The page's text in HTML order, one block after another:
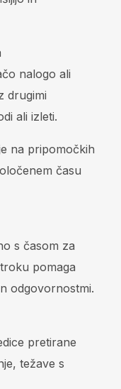
nalogo ali
drugimi
ali izleti.
na pripomočkih
času
s časom za
pomaga
odgovornostmi.
pretirane
težave s